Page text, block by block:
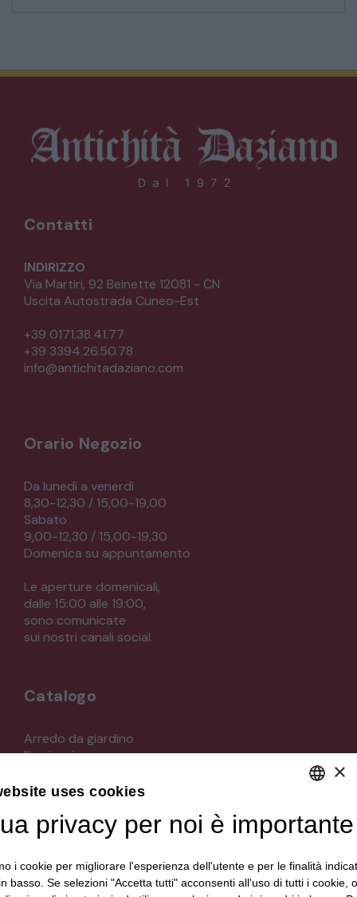
Contatti
INDIRIZZO
Via Martiri, 92 Beinette 12081 - CN
Uscita Autostrada Cuneo-Est
+39 0171.38.41.77
+39 3394.26.50.78
info@antichitadaziano.com
Orario Negozio
Da lunedì a venerdì
8,30-12,30 / 15,00-19,00
Sabato
9,00-12,30 / 15,00-19,30
Domenica su appuntamento
Le aperture domenicali,
dalle 15:00 alle 19:00,
sono comunicate
sui nostri canali social.
Catalogo
Arredo da giardino
Illuminazione
Mobili
Orologeria
Quadri stampe
Strumenti musicali e accessori
Tappeti e tessuti
DEFAULT LANGUAGE
ITALIAN
×
uses cookies
privacy per noi è importante
i cookie per migliorare l'esperienza dell'utente e per le finalità
basso. Se selezioni "Accetta tutti" acconsenti all'uso di tutti i cookie,